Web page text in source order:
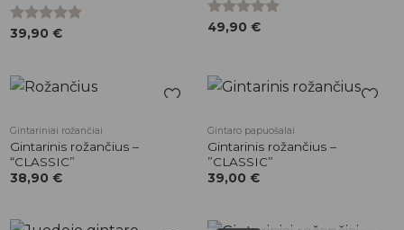
Įvertinimas:
39,90 €
Įvertinimas:
49,90 €
Gintariniai rožančiai
Gintarinis rožančius –
“CLASSIC”
38,90 €
Gintaro papuošalai
Gintarinis rožančius –
”CLASSIC”
39,00 €